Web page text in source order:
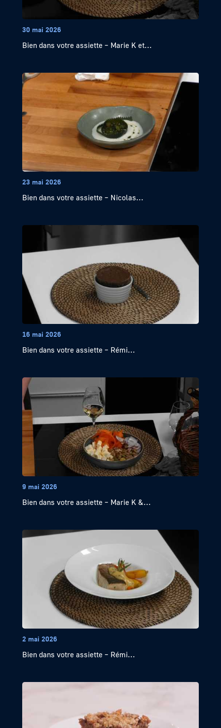
30 mai 2026
Bien dans votre assiette – Marie K et...
23 mai 2026
Bien dans votre assiette – Nicolas...
16 mai 2026
Bien dans votre assiette – Rémi...
9 mai 2026
Bien dans votre assiette – Marie K &...
2 mai 2026
Bien dans votre assiette – Rémi...